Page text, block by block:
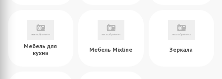
Мебель для
кухни
Мебель Mixline Зеркала